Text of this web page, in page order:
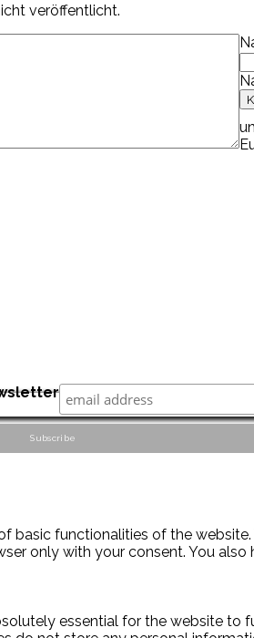
veröffentlicht.
basic functionalities of the
only with your consent. You
essential for the website